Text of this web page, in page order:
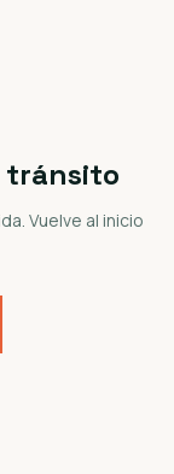
tránsito
Vuelve al inicio